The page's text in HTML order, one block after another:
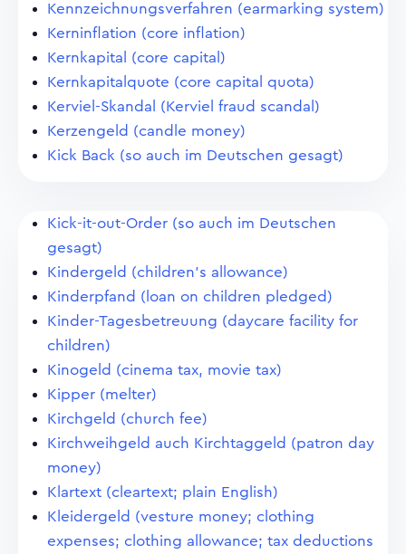
Kennzeichnungsverfahren (earmarking system)
Kerninflation (core inflation)
Kernkapital (core capital)
Kernkapitalquote (core capital quota)
Kerviel-Skandal (Kerviel fraud scandal)
Kerzengeld (candle money)
Kick Back (so auch im Deutschen gesagt)
Kick-it-out-Order (so auch im Deutschen
gesagt)
Kindergeld (children's allowance)
Kinderpfand (loan on children pledged)
Kinder-Tagesbetreuung (daycare facility for
children)
Kinogeld (cinema tax, movie tax)
Kipper (melter)
Kirchgeld (church fee)
Kirchweihgeld auch Kirchtaggeld (patron day
money)
Klartext (cleartext; plain English)
Kleidergeld (vesture money; clothing
expenses; clothing allowance; tax deductions